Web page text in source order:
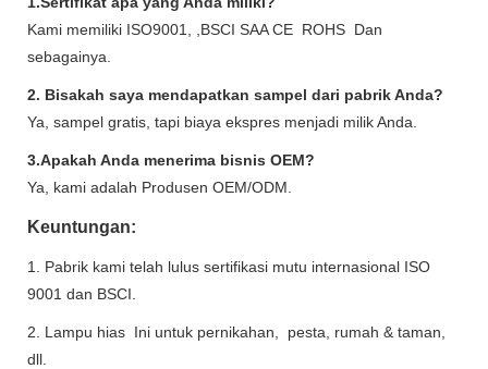
Kami memiliki ISO9001, ,BSCI SAA CE ROHS Dan
sebagainya.
2. Bisakah saya mendapatkan sampel dari pabrik Anda?
Ya, sampel gratis, tapi biaya ekspres menjadi milik Anda.
3.Apakah Anda menerima bisnis OEM?
Ya, kami adalah Produsen OEM/ODM.
Keuntungan:
1. Pabrik kami telah lulus sertifikasi mutu internasional ISO
9001 dan BSCI.
2. Lampu hias Ini untuk pernikahan, pesta, rumah & taman,
dll.